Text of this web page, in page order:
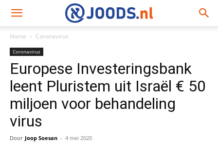
Home Coronavirus
Coronavirus
Europese Investeringsbank
leent Pluristem uit Israël € 50
miljoen voor behandeling
virus
Door Joop Soesan - 4 mei 2020